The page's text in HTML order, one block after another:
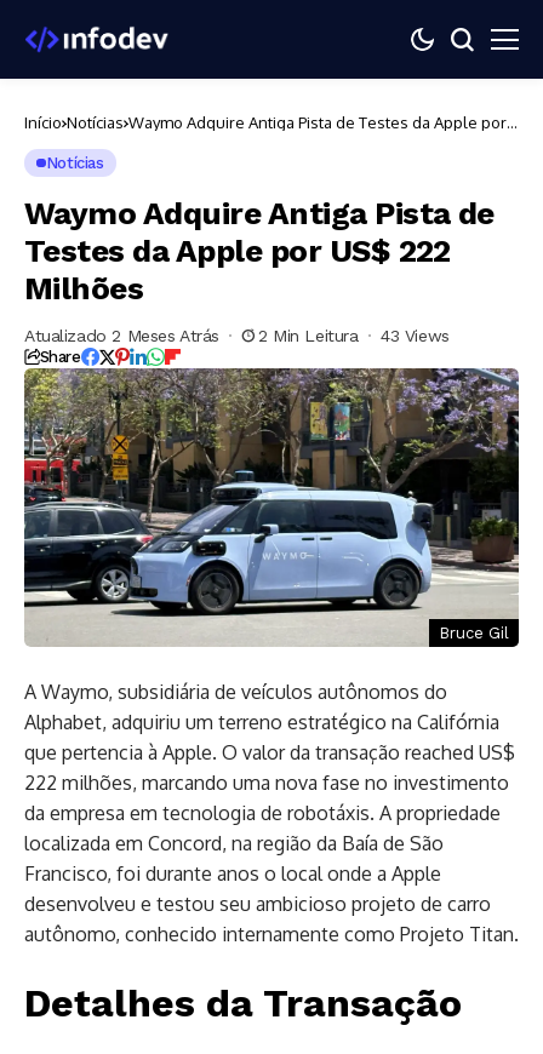
Início Notícias Waymo Adquire Antiga Pista de Testes da Apple por
Notícias
Waymo Adquire Antiga Pista de
Testes da Apple por US$ 222
Milhões
Atualizado 2 Meses Atrás 2 Min Leitura 43 Views
Share
Bruce Gil
A Waymo, subsidiária de veículos autônomos do
Alphabet, adquiriu um terreno estratégico na Califórnia
que pertencia à Apple. O valor da transação reached US$
222 milhões, marcando uma nova fase no investimento
da empresa em tecnologia de robotáxis. A propriedade
localizada em Concord, na região da Baía de São
Francisco, foi durante anos o local onde a Apple
desenvolveu e testou seu ambicioso projeto de carro
autônomo, conhecido internamente como Projeto Titan.
Detalhes da Transação